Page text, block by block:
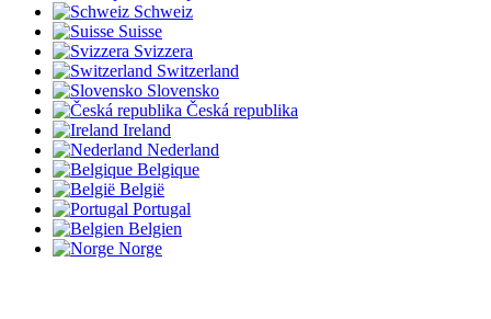
Schweiz
Suisse
Svizzera
Switzerland
Slovensko
Česká republika
Ireland
Nederland
Belgique
België
Portugal
Belgien
Norge